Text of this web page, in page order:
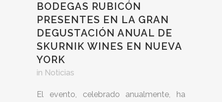
BODEGAS RUBICÓN
PRESENTES EN LA GRAN
DEGUSTACIÓN ANUAL DE
SKURNIK WINES EN NUEVA
YORK
in Noticias
El evento, celebrado anualmente, ha